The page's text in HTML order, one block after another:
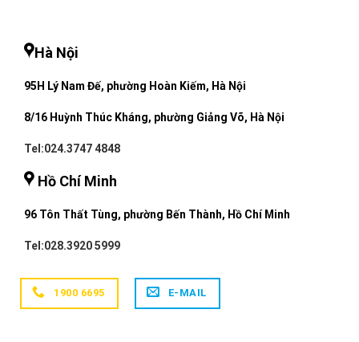
Hà Nội
95H Lý Nam Đế, phường Hoàn Kiếm, Hà Nội
8/16 Huỳnh Thúc Kháng, phường Giảng Võ, Hà Nội
Tel:024.3747 4848
Hồ Chí Minh
96 Tôn Thất Tùng, phường Bến Thành, Hồ Chí Minh
Tel:028.3920 5999
1900 6695 E-MAIL